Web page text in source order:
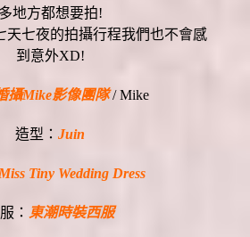
多地方都想要拍!
天七夜的拍攝行程我們也不會感
到意外XD!
攝Mike影像團隊/ Mike
造型： Juin
Miss Tiny Wedding Dress
： 東潮時裝西服